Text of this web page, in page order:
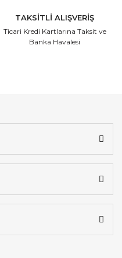
TAKSİTLİ ALIŞVERİŞ
Ticari Kredi Kartlarına Taksit ve
Banka Havalesi